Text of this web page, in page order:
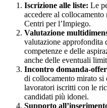
Iscrizione alle liste: Le
accedere al
Centri per l’Impiego.
Valutazione
valutazione approfondita
competenze e delle
anche delle eventuali
Incontro domanda-
di collocamento mirato
lavoratori iscritti con le
candidati più idonei.
Supporto